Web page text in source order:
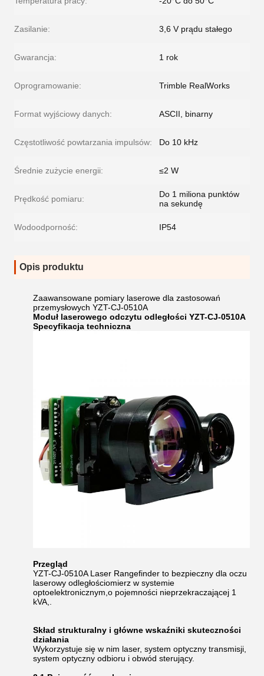
Zasilanie: 3,6 V prądu stałego
Gwarancja: 1 rok
Oprogramowanie: Trimble RealWorks
Format wyjściowy danych: ASCII, binarny
Częstotliwość powtarzania impulsów: Do 10 kHz
Średnie zużycie energii: ≤2 W
Prędkość pomiaru:
Do 1 miliona punktów
na sekundę
Wodoodporność: IP54
Opis produktu
Zaawansowane pomiary laserowe dla zastosowań
przemysłowych YZT-CJ-0510A
Moduł laserowego odczytu odległości YZT-CJ-0510A
Specyfikacja techniczna
Przegląd
YZT-CJ-0510A Laser Rangefinder to bezpieczny dla oczu
laserowy odległościomierz w systemie
optoelektronicznym,o pojemności nieprzekraczającej 1
kVA,.
Skład strukturalny i główne wskaźniki skuteczności
działania
Wykorzystuje się w nim laser, system optyczny transmisji,
system optyczny odbioru i obwód sterujący.